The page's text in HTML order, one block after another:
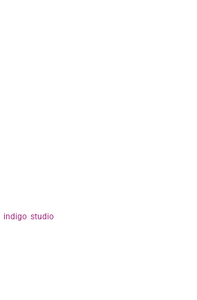
indigo studio